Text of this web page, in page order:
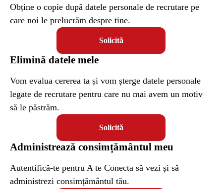
Obține o copie după datele personale de recrutare pe
care noi le prelucrăm despre tine.
Solicită
Elimină datele mele
Vom evalua cererea ta și vom șterge datele personale
legate de recrutare pentru care nu mai avem un motiv
să le păstrăm.
Solicită
Administrează consimțământul meu
Autentifică-te pentru A te Conecta să vezi și să
administrezi consimțământul tău.